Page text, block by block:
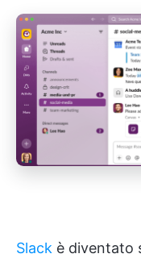
Slack è diventato